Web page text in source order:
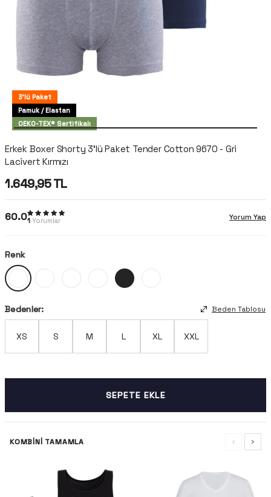
3'lü Paket
Pamuk / Elastan
OEKO-TEX® Sertifikalı
Erkek Boxer Shorty 3'lü Paket Tender Cotton 9670 - Gri
Lacivert Kırmızı
1.649,95TL
60.01 Yorumlar Yorum Yap
Renk
Bedenler: Beden Tablosu
XS S M L XL XXL
SEPETE EKLE
KOMBINI TAMAMLA